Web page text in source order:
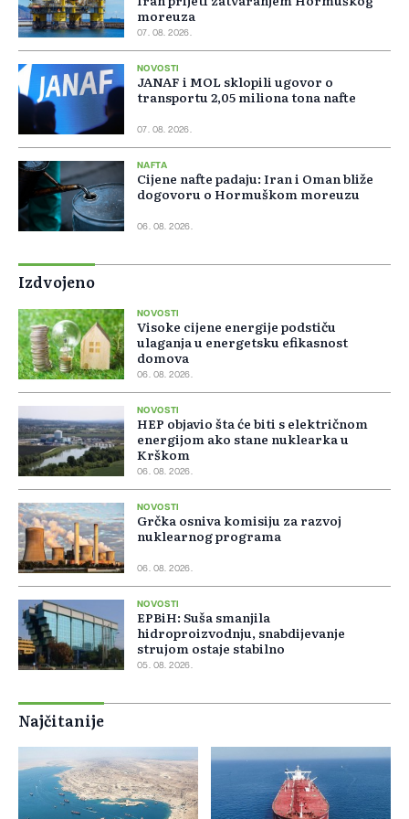
moreuza
07. 08. 2026.
NOVOSTI
JANAF i MOL sklopili ugovor o
transportu 2,05 miliona tona nafte
07. 08. 2026.
NAFTA
Cijene nafte padaju: Iran i Oman bliže
dogovoru o Hormuškom moreuzu
06. 08. 2026.
Izdvojeno
NOVOSTI
Visoke cijene energije podstiču
ulaganja u energetsku efikasnost
domova
06. 08. 2026.
NOVOSTI
HEP objavio šta će biti s električnom
energijom ako stane nuklearka u
Krškom
06. 08. 2026.
NOVOSTI
Grčka osniva komisiju za razvoj
nuklearnog programa
06. 08. 2026.
NOVOSTI
EPBiH: Suša smanjila
hidroproizvodnju, snabdijevanje
strujom ostaje stabilno
05. 08. 2026.
Najčitanije